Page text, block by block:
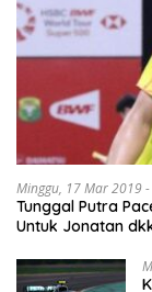
Minggu, 17 Mar 2019 -
Tunggal Putra
Untuk Jonatan